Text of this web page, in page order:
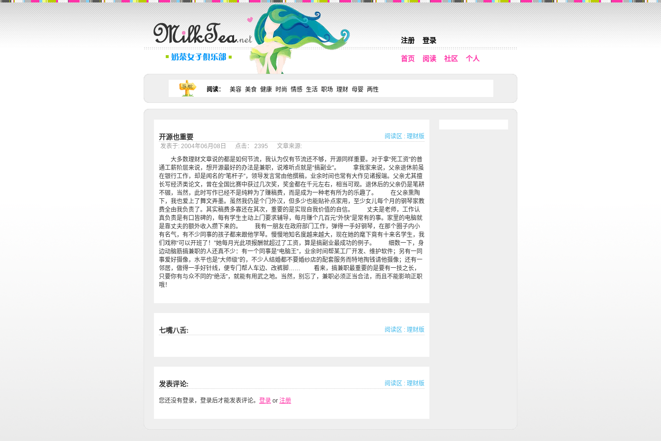
注册 登录
首页 阅读 社区 个人
阅读： 美容 美食 健康 时尚 情感 生活 职场 理财 母婴 两性
开源也重要 阅读区 : 理财版
发表于: 2004年06月08日 点击： 2395 文章来源:
大多数理财文章说的都是如何节流，我认为仅有节流还不够，开源同样重要。对于拿“死工资”的普
通工薪阶层来说，想开源最好的办法是兼职，说难听点就是“搞副业”。 拿我家来说，父亲退休前虽
在银行工作，却是闻名的“笔杆子”，领导发言常由他撰稿，业余时间也常有大作见诸报端。父亲尤其擅
长写经济类论文，曾在全国比赛中获过几次奖，奖金都在千元左右，相当可观。退休后的父亲仍是笔耕
不辍，当然，此时写作已经不是纯粹为了赚稿费，而是成为一种老有所为的乐趣了。 在父亲熏陶
下，我也爱上了舞文弄墨。虽然我仍是个门外汉，但多少也能贴补点家用，至少女儿每个月的钢琴家教
费全由我负责了。其实稿费多寡还在其次，重要的是实现自我价值的自信。 丈夫是老师，工作认
真负责是有口皆碑的，每有学生主动上门要求辅导，每月赚个几百元“外快”是常有的事。家里的电脑就
是靠丈夫的额外收入攒下来的。 我有一朋友在政府部门工作，弹得一手好钢琴，在那个圈子内小
有名气，有不少同事的孩子都来跟他学琴。慢慢地知名度越来越大，现在她的麾下竟有十来名学生，我
们戏称“可以开班了！”她每月光此项报酬就超过了工资，算是搞副业最成功的例子。 细数一下，身
边动脑筋搞兼职的人还真不少：有一个同事是“电脑王”，业余时间帮某工厂开发、维护软件；另有一同
事爱好摄像，水平也是“大师级”的，不少人结婚都不要婚纱店的配套服务而特地掏钱请他摄像；还有一
邻居，做得一手好针线，便专门帮人车边、改裤脚…… 看来，搞兼职最重要的是要有一技之长，
只要你有与众不同的“绝活”，就能有用武之地。当然，别忘了，兼职必须正当合法，而且不能影响正职
哦！
七嘴八舌: 阅读区 : 理财版
发表评论: 阅读区 : 理财版
您还没有登录，登录后才能发表评论。 登录 or 注册